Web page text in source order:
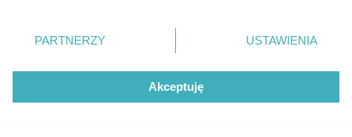
Zasady dodawania i publikacji komentarzy
zmienić/wycofać klikając przycisk ustawień prywatności
użytkownika, ale masz prawo sprzeciwić się takiemu
przetwarzaniu. Preferencje będą miały zastosowania tylko
PARTNERZY USTAWIENIA
Akceptuję